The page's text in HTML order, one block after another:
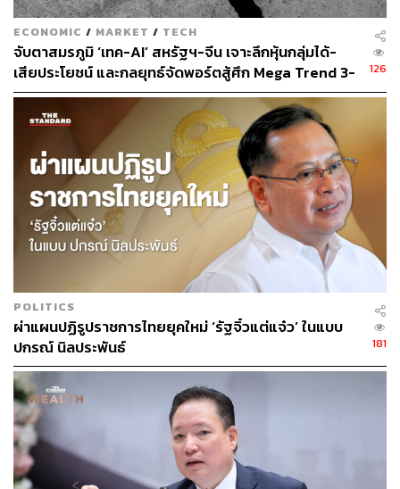
ChatGPT ได้อย่างไร”
ครูหลายท่านเน้นย้ำถึงความสำคัญของการก้าวให้ทัน
เทคโนโลยีที่เปลี่ยนแปลงอย่างรวดเร็ว
นูรฮายาตี ดือราดอะ ครูโรงเรียนบ้านธารมะลิ จังหวัดยะลา
กล่าวว่า “การเป็นครูต้องพัฒนาตัวเองอยู่ตลอดเวลา ซึ่งต้องมี
การเรียนรู้เกี่ยวกับทักษะดิจิทัล” อย่างไรก็ตาม เธอเผยให้เห็น
ถึงความท้าทายที่ครูในพื้นที่ห่างไกลต้องเผชิญ “ด้วยความที่
โรงเรียนของเราล้อมรอบด้วยภูเขา เราจะมีปัญหาเกี่ยวกับ
สัญญาณอินเทอร์เน็ต”
UNESCO สนับสนุนครูด้วยกรอบสมรรถนะทางปัญญา
ประดิษฐ์ (AI Competency Framework) ซึ่งมอบแนวทางที่
เน้นชุดความคิดที่ให้มนุษย์เป็นศูนย์กลาง จริยธรรม AI ความ
รู้ขั้นพื้นฐาน และการแก้ไขปัญหาด้วย AI นอกจากนี้
โครงการ One Teacher Thailand ของ UNICEF ช่วยครู
มากกว่า 5 แสนคนในการยกระดับความรู้เชิงเทคนิคของครู
รัฐบาลไทยดำเนินขั้นตอนต่างๆ ที่น่าชื่นชมในด้านนี้ เช่น
โครงการ Coding for All และแผนยุทธศาสตร์ AI ระดับชาติ
เพื่อส่งเสริมความพยายามเหล่านี้ สหประชาชาติสนับสนุนให้
มีการลงทุนด้านการเรียนรู้ที่ขับเคลื่อนด้วย AI, การฝึกอบรม
ECONOMIC / MARKET / TECH
จับตาสมรภูมิ ‘เทค-AI’ สหรัฐฯ-จีน เจาะลึกหุ้นกลุ่มได้-
เสียประโยชน์ และกลยุทธ์จัดพอร์ตสู้ศึก Mega Trend 3-
5 ปีข้างหน้า
126
POLITICS
ผ่าแผนปฏิรูปราชการไทยยุคใหม่ ‘รัฐจิ๋วแต่แจ๋ว’ ในแบบ
ปกรณ์ นิลประพันธ์
181